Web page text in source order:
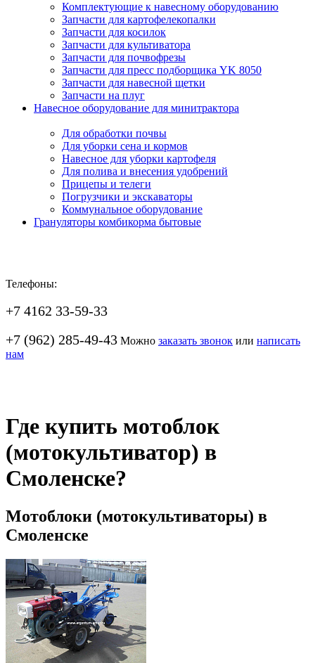
Комплектующие к навесному оборудованию
Запчасти для картофелекопалки
Запчасти для косилок
Запчасти для культиватора
Запчасти для почвофрезы
Запчасти для пресс подборщика YK 8050
Запчасти для навесной щетки
Запчасти на плуг
Навесное оборудование для минитрактора
Для обработки почвы
Для уборки сена и кормов
Навесное для уборки картофеля
Для полива и внесения удобрений
Прицепы и телеги
Погрузчики и экскаваторы
Коммунальное оборудование
Грануляторы комбикорма бытовые
Телефоны:
+7 4162 33-59-33
+7 (962) 285-49-43 Можно заказать звонок или написать
нам
Где купить мотоблок
(мотокультиватор) в
Смоленске?
Мотоблоки (мотокультиваторы) в
Смоленске